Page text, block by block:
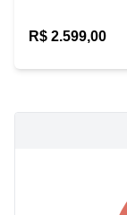
R$ 2.599,00